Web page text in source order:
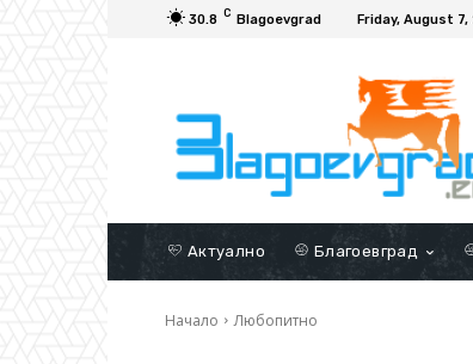
30.8 C Blagoevgrad Friday, August 7,
Актуално Благоевград
Начало Любопитно